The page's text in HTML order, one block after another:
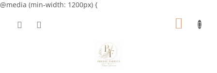
@media (min-width: 1200px) {